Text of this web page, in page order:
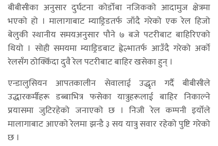
बीबीसीका अनुसार दुर्घटना कोर्डोबा नजिकको आदामुज क्षेत्रमा
भएको हो । मालागाबाट म्याड्रिडतर्फ जाँदै गरेको एक रेल हिजो
बेलुकी स्थानीय समयअनुसार पौने ७ बजे पटरीबाट बाहिरिएको
थियो । सोही समयमा म्याड्रिडबाट ह्वेल्भातर्फ आउँदै गरेको अर्को
रेलसँग ठोक्किँदा दुवै रेल पटरीबाट बाहिर खसेका हुन् ।
एन्डालुसियन आपतकालीन सेवालाई उद्धृत गर्दै बीबीसीले
उद्धारकर्मीहरू डब्बाभित्र फसेका यात्रुहरूलाई बाहिर निकाल्ने
प्रयासमा जुटिरहेको जनाएको छ । निजी रेल कम्पनी इर्योले
मालागाबाट आएको रेलमा झन्डै ३ सय यात्रु सवार रहेको पुष्टि गरेको
छ ।